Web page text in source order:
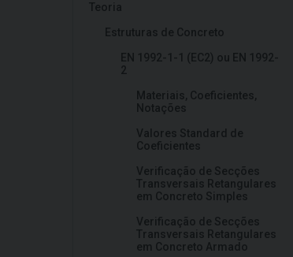
Teoria
Estruturas de Concreto
EN 1992-1-1 (EC2) ou EN 1992-
2
Materiais, Coeficientes,
Notações
Valores Standard de
Coeficientes
Verificação de Secções
Transversais Retangulares
em Concreto Simples
Verificação de Secções
Transversais Retangulares
em Concreto Armado